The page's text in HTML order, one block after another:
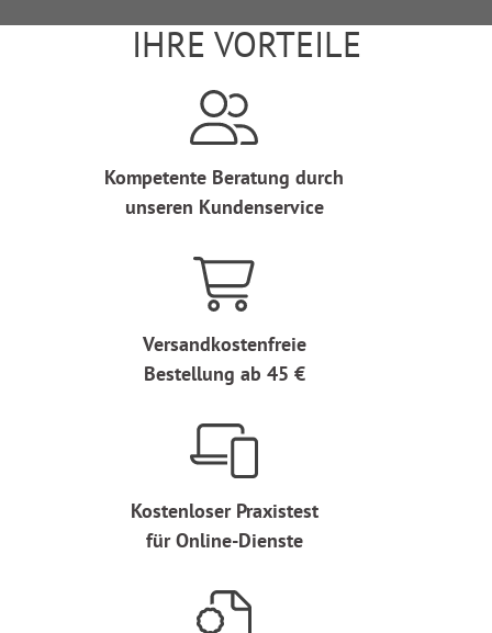
IHRE VORTEILE
Kompetente Beratung durch
unseren Kundenservice
Versandkostenfreie
Bestellung ab 45 €
Kostenloser Praxistest
für Online-Dienste